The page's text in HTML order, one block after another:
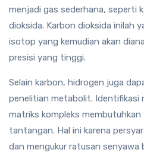
menjadi gas sederhana, seperti
dioksida. Karbon dioksida inilah
isotop yang kemudian akan
presisi yang tinggi.
Selain karbon, hidrogen juga
penelitian metabolit. Identifikasi
matriks kompleks
tantangan. Hal ini karena
dan mengukur ratusan senyawa